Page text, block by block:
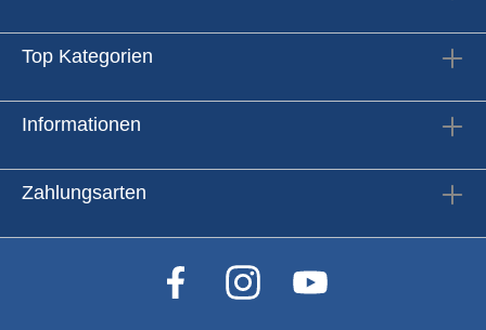
Top Kategorien
Informationen
Zahlungsarten